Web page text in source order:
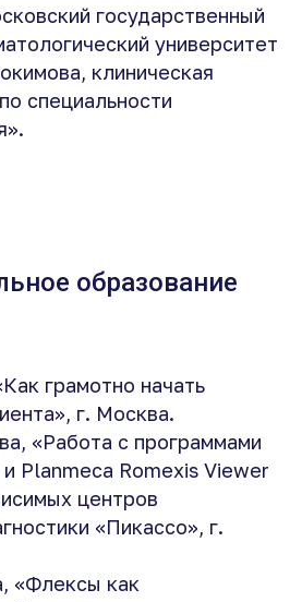
государственный
университет
клиническая
специальности
образование
грамотно начать
г. Москва.
«Работа с программами
Planmeca Romexis Viewer
центров
«Пикассо», г.
«Флексы как